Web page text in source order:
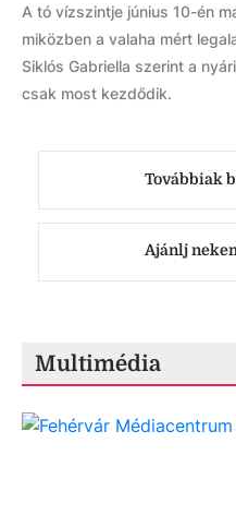
A tó vízszintje június 10-én
miközben a valaha mért
Siklós Gabriella szerint a
csak most kezdődik.
Továbbiak
Ajánlj
Multimédia